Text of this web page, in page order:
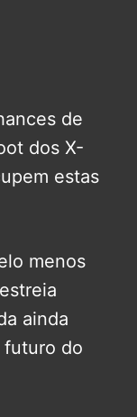
de
dos X-
estas
menos
ainda
futuro do